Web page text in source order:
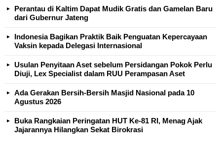
Perantau di Kaltim Dapat Mudik Gratis dan Gamelan Baru
dari Gubernur Jateng
Indonesia Bagikan Praktik Baik Penguatan Kepercayaan
Vaksin kepada Delegasi Internasional
Usulan Penyitaan Aset sebelum Persidangan Pokok Perlu
Diuji, Lex Specialist dalam RUU Perampasan Aset
Ada Gerakan Bersih-Bersih Masjid Nasional pada 10
Agustus 2026
Buka Rangkaian Peringatan HUT Ke-81 RI, Menag Ajak
Jajarannya Hilangkan Sekat Birokrasi